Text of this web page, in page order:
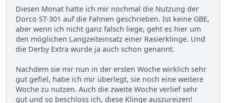
Diesen Monat hatte ich mir nochmal die Nutzung der
Dorco ST-301 auf die Fahnen geschrieben. Ist keine GBE,
aber wenn ich nicht ganz falsch liege, geht es hier um
den möglichen Langzeiteinsatz einer Rasierklinge. Und
die Derby Extra wurde ja auch schon genannt.
Nachdem sie mir nun in der ersten Woche wirklich sehr
gut gefiel, habe ich mir überlegt, sie noch eine weitere
Woche zu nutzen. Auch die zweite Woche verlief sehr
gut und so beschloss ich, diese Klinge auszureizen!